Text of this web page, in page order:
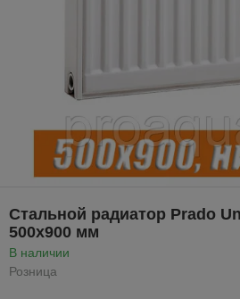
Стальной радиатор Prado
500x900 мм
В наличии
Розница